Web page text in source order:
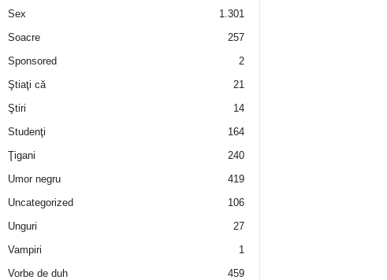
Sex
1.301
Soacre
257
Sponsored
2
Ştiaţi că
21
Ştiri
14
Studenţi
164
Ţigani
240
Umor negru
419
Uncategorized
106
Unguri
27
Vampiri
1
Vorbe de duh
459